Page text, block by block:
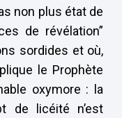
non plus état de
de révélation”
sordides et où,
le Prophète
oxymore : la
de licéité n’est